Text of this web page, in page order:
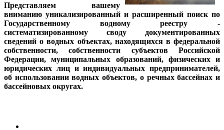
Представляем вашему
вниманию уникализированный и расширенный поиск по
Государственному водному реестру -
систематизированному своду документированных
сведений о водных объектах, находящихся в федеральной
собственности, собственности субъектов Российской
Федерации, муниципальных образований, физических и
юридических лиц и индивидуальных предпринимателей,
об использовании водных объектов, о речных бассейнах и
бассейновых округах.